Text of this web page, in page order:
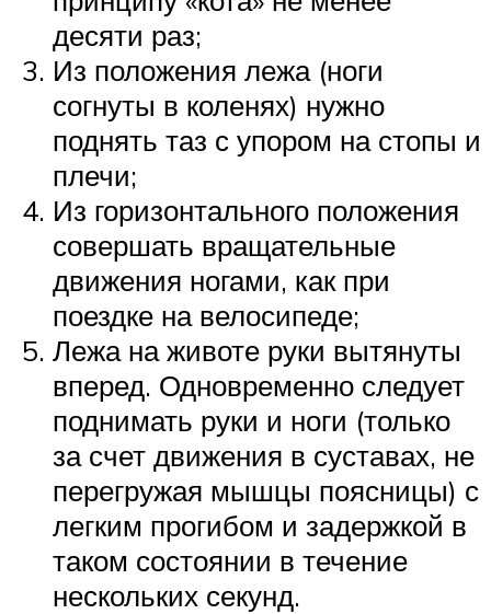
десяти раз;
Из положения лежа (ноги
согнуты в коленях) нужно
поднять таз с упором на стопы и
плечи;
Из горизонтального положения
совершать вращательные
движения ногами, как при
поездке на велосипеде;
Лежа на животе руки вытянуты
вперед. Одновременно следует
поднимать руки и ноги (только
за счет движения в суставах, не
перегружая мышцы поясницы) с
легким прогибом и задержкой в
таком состоянии в течение
нескольких секунд.